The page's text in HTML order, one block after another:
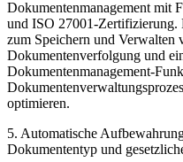
Dokumentenmanagement mit
und ISO 27001-Zertifizierung.
zum Speichern und Verwalten
Dokumentenverfolgung und
Dokumentenmanagement-
optimieren.
5. Automatische
Dokumententyp und